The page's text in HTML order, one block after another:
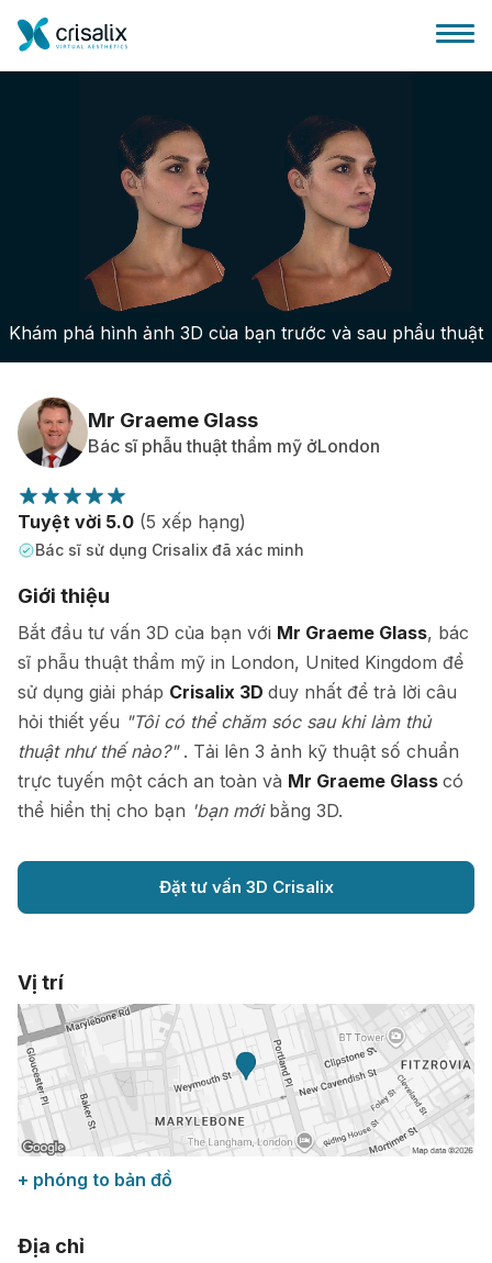
Bác sĩ phẫu thuật
Nền tảng kinh doanh 3D
Gói
Đánh giá của bệnh nhân
Khám phá hình ảnh 3D của bạn trước và sau phẩu thuật
Mr Graeme Glass
Bác sĩ phẫu thuật thẩm mỹ ởLondon
Tuyệt vời 5.0 (5 xếp hạng)
Bác sĩ sử dụng Crisalix đã xác minh
Giới thiệu
Bắt đầu tư vấn 3D của bạn với Mr Graeme Glass, bác
sĩ phẫu thuật thẩm mỹ in London, United Kingdom để
sử dụng giải pháp Crisalix 3D duy nhất để trả lời câu
hỏi thiết yếu "Tôi có thể chăm sóc sau khi làm thủ
thuật như thế nào?" . Tải lên 3 ảnh kỹ thuật số chuẩn
trực tuyến một cách an toàn và Mr Graeme Glass có
thể hiển thị cho bạn 'bạn mới bằng 3D.
Đặt tư vấn 3D Crisalix
Vị trí
+ phóng to bản đồ
Địa chỉ